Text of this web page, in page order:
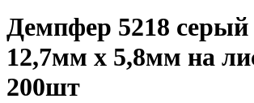
Демпфер 5218 серый
12,7мм х 5,8мм на
200шт